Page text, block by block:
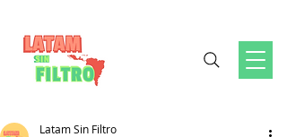
Latam Sin Filtro